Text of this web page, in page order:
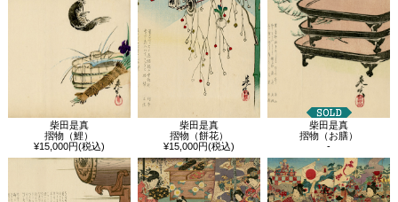
柴田是真
摺物（鯉）
¥15,000円(税込)
柴田是真
摺物（餅花）
¥15,000円(税込)
柴田是真
摺物（お膳）
-